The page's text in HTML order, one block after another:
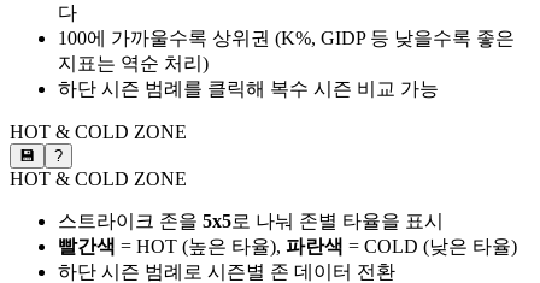
다
100에 가까울수록 상위권 (K%, GIDP 등 낮을수록 좋은
지표는 역순 처리)
하단 시즌 범례를 클릭해 복수 시즌 비교 가능
HOT & COLD ZONE
💾 ?
HOT & COLD ZONE
스트라이크 존을 5x5로 나눠 존별 타율을 표시
빨간색 = HOT (높은 타율), 파란색 = COLD (낮은 타율)
하단 시즌 범례로 시즌별 존 데이터 전환